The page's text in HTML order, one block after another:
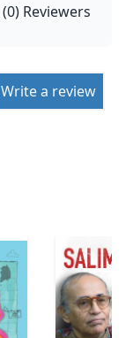
(0) Reviewers
Write a review